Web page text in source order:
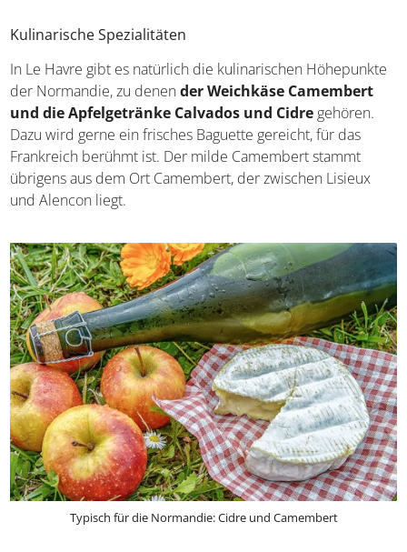
Kulinarische Spezialitäten
In Le Havre gibt es natürlich die kulinarischen Höhepunkte
der Normandie, zu denender Weichkäse Camembert
und die Apfelgetränke Calvados und Cidregehören.
Dazu wird gerne ein frisches Baguette gereicht, für das
Frankreich berühmt ist. Der milde Camembert stammt
übrigens aus dem Ort Camembert, der zwischen Lisieux
und Alencon liegt.
Typisch für die Normandie: Cidre und Camembert